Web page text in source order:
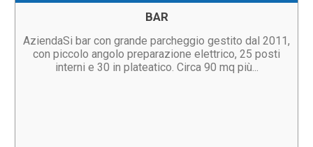
BAR
AziendaSi bar con grande parcheggio gestito dal 2011,
con piccolo angolo preparazione elettrico, 25 posti
interni e 30 in plateatico. Circa 90 mq più...